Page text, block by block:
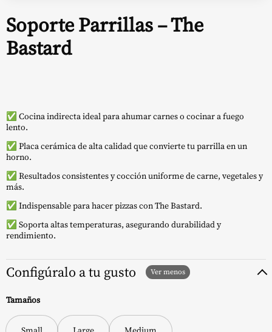
Soporte Parrillas – The
Bastard
✅ Cocina indirecta ideal para ahumar carnes o cocinar a fuego
lento.
✅ Placa cerámica de alta calidad que convierte tu parrilla en un
horno.
✅ Resultados consistentes y cocción uniforme de carne, vegetales y
más.
✅ Indispensable para hacer pizzas con The Bastard.
✅ Soporta altas temperaturas, asegurando durabilidad y
rendimiento.
Configúralo a tu gusto
Tamaños